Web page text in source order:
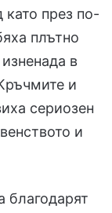
през по-
плътно
в
и
сериозен
и
благодарят